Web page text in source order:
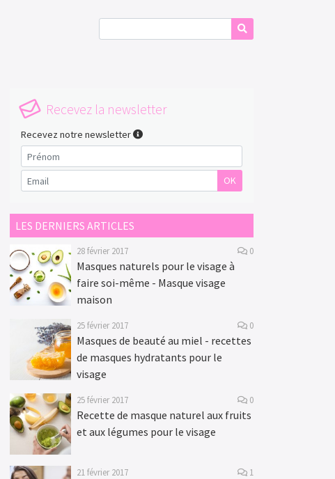
Recevez la newsletter
Recevez notre newsletter
OK
LES DERNIERS ARTICLES
28 février 2017 0
Masques naturels pour le visage à
faire soi-même - Masque visage
maison
25 février 2017 0
Masques de beauté au miel - recettes
de masques hydratants pour le
visage
25 février 2017 0
Recette de masque naturel aux fruits
et aux légumes pour le visage
21 février 2017 1